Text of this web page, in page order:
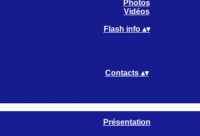
Photos
Vidéos
Flash info ▴▾
Contacts ▴▾
Présentation